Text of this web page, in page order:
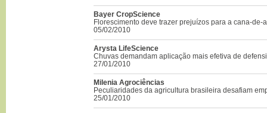
Bayer CropScience
Florescimento deve trazer prejuízos para a cana-de-
05/02/2010
Arysta LifeScience
Chuvas demandam aplicação mais efetiva de
27/01/2010
Milenia Agrociências
Peculiaridades da agricultura brasileira desafiam
25/01/2010